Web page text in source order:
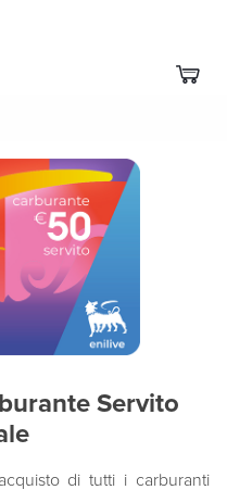
Servito
di tutti i carburanti